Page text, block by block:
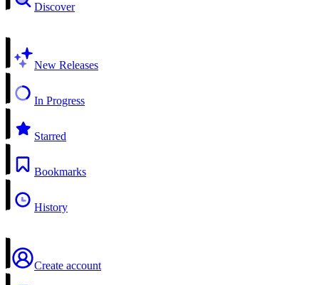
Discover
New Releases
In Progress
Starred
Bookmarks
History
Create account